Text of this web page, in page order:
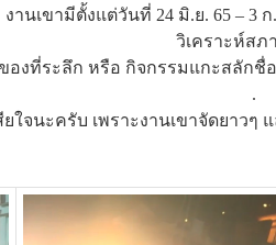
นเขามีตั้งแต่วันที่ 24 มิ.ย. 65 –
วิเคราะห์สภ
องที่ระลึก หรือ กิจกรรมแกะสลัก
.
ใจนะครับ เพราะงานเขาจัดยาว